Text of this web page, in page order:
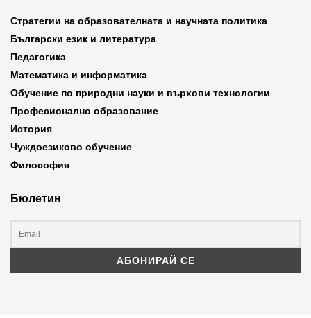
Стратегии на образователната и научната политика
Български език и литература
Педагогика
Математика и информатика
Обучение по природни науки и върхови технологии
Професионално образование
История
Чуждоезиково обучение
Философия
Бюлетин